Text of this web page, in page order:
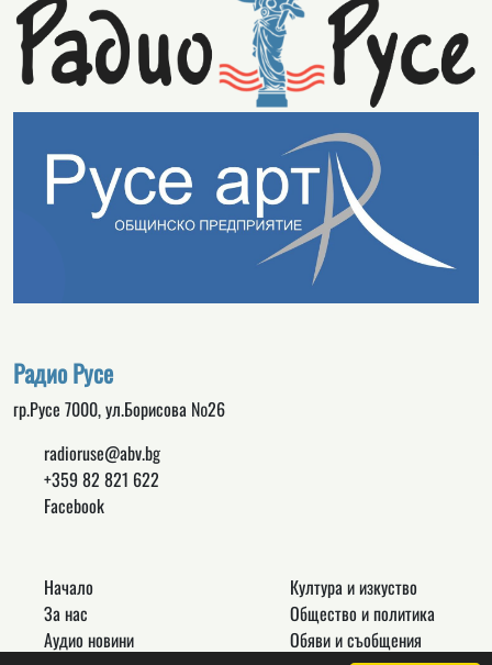
Радио Русе
гр.Русе 7000, ул.Борисова №26
radioruse@abv.bg
+359 82 821 622
Facebook
Начало
За нас
Аудио новини
Култура и изкуство
Общество и политика
Обяви и съобщения